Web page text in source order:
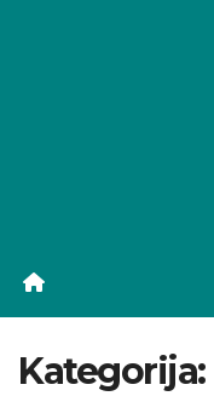
Kategorija: